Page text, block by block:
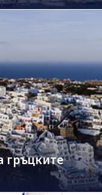
гръцките